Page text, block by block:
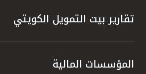
مملكة البحرين
تقارير بيت التمويل الكويتي
المؤسسات المالية